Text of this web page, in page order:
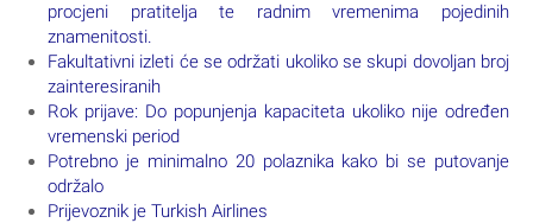
procjeni pratitelja te radnim vremenima pojedinih
znamenitosti.
Fakultativni izleti će se održati ukoliko se skupi dovoljan broj
zainteresiranih
Rok prijave: Do popunjenja kapaciteta ukoliko nije određen
vremenski period
Potrebno je minimalno 20 polaznika kako bi se putovanje
održalo
Prijevoznik je Turkish Airlines